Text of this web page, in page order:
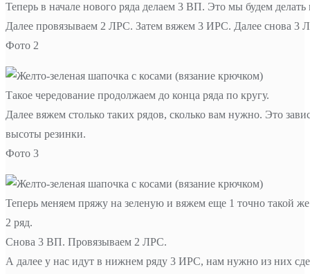
Теперь в начале нового ряда делаем 3 ВП. Это мы будем делать
Далее провязываем 2 ЛРС. Затем вяжем 3 ИРС. Далее снова 3
Фото 2
Такое чередование продолжаем до конца ряда по кругу.
Далее вяжем столько таких рядов, сколько вам нужно. Это
высоты резинки.
Фото 3
Теперь меняем пряжу на зеленую и вяжем еще 1 точно такой
2 ряд.
Снова 3 ВП. Провязываем 2 ЛРС.
А далее у нас идут в нижнем ряду 3 ИРС, нам нужно из них